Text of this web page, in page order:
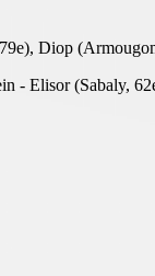
Diop
- Elisor (Sabaly,